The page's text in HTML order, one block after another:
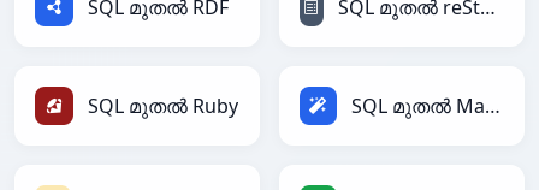
SQL മുതൽ RDF SQL മുതൽ reStructuredText
SQL മുതൽ Ruby SQL മുതൽ Magic